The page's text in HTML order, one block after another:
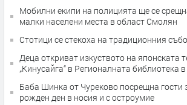
Мобилни екипи на полицията ще се
малки населени места в област Смолян
Стотици се стекоха на традиционния
Деца откриват изкуството на японската
„Кинусайга“ в Регионалната библиотека
Баба Шинка от Чуреково посрещна гости
рожден ден в носия и с остроумие